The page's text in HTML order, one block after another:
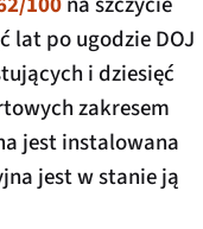
lat po ugodzie DOJ
i dziesięć
zakresem
jest instalowana
jest w stanie ją